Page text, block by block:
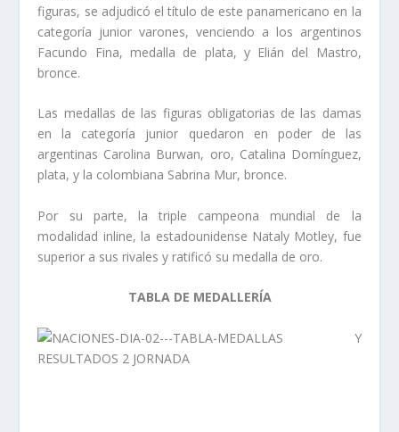
figuras, se adjudicó el título de este panamericano en la
categoría junior varones, venciendo a los argentinos
Facundo Fina, medalla de plata, y Elián del Mastro,
bronce.
Las medallas de las figuras obligatorias de las damas
en la categoría junior quedaron en poder de las
argentinas Carolina Burwan, oro, Catalina Domínguez,
plata, y la colombiana Sabrina Mur, bronce.
Por su parte, la triple campeona mundial de la
modalidad inline, la estadounidense Nataly Motley, fue
superior a sus rivales y ratificó su medalla de oro.
TABLA DE MEDALLERÍA